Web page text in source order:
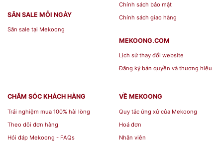
sinh, ABS, Roon silicon và phụ gia kháng
khuẩn ion Ag+
là điểm nhấn cho không gian sống của nhà
bạn. Sản phẩm đạt tiêu chuẩn Nhật Bản,
được rất nhiều bà nội trợ tin dùng.
SĂN SALE MỖI NGÀY
Săn sale tại Mekoong
Chính sách bảo mật
Chính sách giao hàng
MEKOONG.COM
Lịch sử thay đổi website
Đăng ký bản quyền và thương hiệu
CHĂM SÓC KHÁCH HÀNG
Trải nghiệm mua 100% hài lòng
Theo dõi đơn hàng
Hỏi đáp Mekoong - FAQs
VỀ MEKOONG
Quy tắc ứng xử của Mekoong
Hoá đơn
Nhân viên